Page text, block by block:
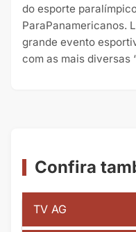
do esporte
ParaPanamericanos.
grande evento
com as mais diversas
Confira
TV AG